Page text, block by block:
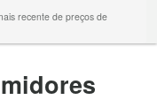
recente de preços de